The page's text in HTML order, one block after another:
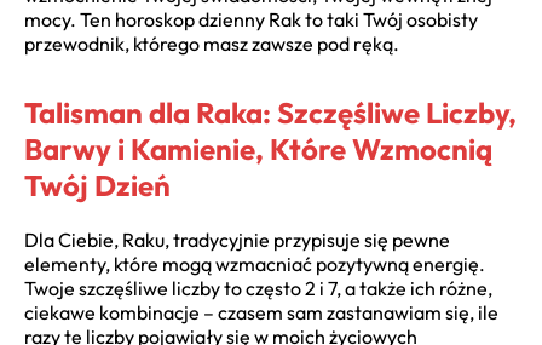
mocy. Ten horoskop dzienny Rak to taki Twój osobisty
przewodnik, którego masz zawsze pod ręką.
Talisman dla Raka: Szczęśliwe Liczby,
Barwy i Kamienie, Które Wzmocnią
Twój Dzień
Dla Ciebie, Raku, tradycyjnie przypisuje się pewne
elementy, które mogą wzmacniać pozytywną energię.
Twoje szczęśliwe liczby to często 2 i 7, a także ich różne,
ciekawe kombinacje – czasem sam zastanawiam się, ile
razy te liczby pojawiały się w moich życiowych